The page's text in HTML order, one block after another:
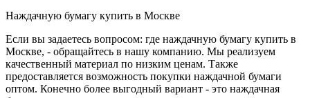
Наждачную бумагу купить в Москве
Если вы задаетесь вопросом: где наждачную бумагу купить в
Москве, - обращайтесь в нашу компанию. Мы реализуем
качественный материал по низким ценам. Также
предоставляется возможность покупки наждачной бумаги
оптом. Конечно более выгодный вариант - это наждачная